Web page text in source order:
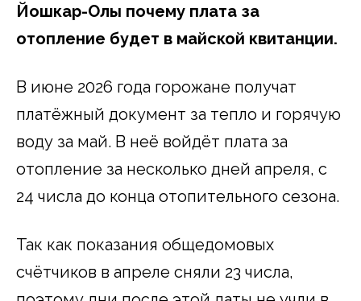
Йошкар-Олы почему плата за
отопление будет в майской квитанции.
В июне 2026 года горожане получат
платёжный документ за тепло и горячую
воду за май. В неё войдёт плата за
отопление за несколько дней апреля, с
24 числа до конца отопительного сезона.
Так как показания общедомовых
счётчиков в апреле сняли 23 числа,